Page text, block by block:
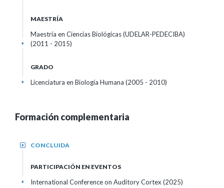
MAESTRÍA
Maestría en Ciencias Biológicas (UDELAR-PEDECIBA)
(2011 - 2015)
+
GRADO
Licenciatura en Biología Humana (2005 - 2010)
+
Formación complementaria
CONCLUIDA
+
PARTICIPACIÓN EN EVENTOS
International Conference on Auditory Cortex (2025)
+